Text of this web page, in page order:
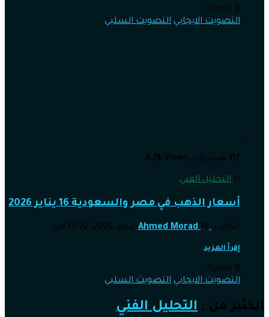
0
التصويت الايجابي التصويت السلبي
117 مشاركات 4.7k Views
in التحليل الفني
أسعار الذهب في مصر والسعودية 16 يناير 2026
الكاتب Ahmed Morad 16 يناير، 2026, 10:22 ص
إقرأ المزيد
0
التصويت الايجابي التصويت السلبي
الكثير من : التحليل الفني